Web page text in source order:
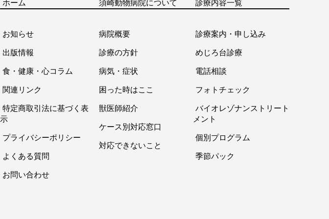
ホーム
お知らせ
出版情報
食・健康・心コラム
関連リンク
特定商取引法に基づく表
示
プライバシーポリシー
よくある質問
お問い合わせ
須崎動物病院について
病院概要
診療の方針
病気・症状
困った時はここ
獣医師紹介
ケース別対応窓口
対応できないこと
診療内容一覧
診療案内・申し込み
めじろ台診療
電話相談
フォトチェック
バイオレゾナンストリート
メント
個別プログラム
季節パック